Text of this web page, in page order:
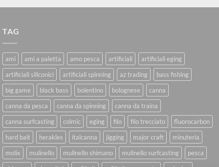
TAG
ami ami a paletta amo pesca artificiali
artificiali eging
artificiali siliconici
artificiali spinning az trading
bass fishing
big game
black bass bolentino bolognese
canna
canna da pesca
canna da spinning
canna da traina
canna surfcasting
colmic eging filo filo trecciato
fluorocarbon
hard bait
herakles italcanna jigging major craft
minuteria
molix
mulinello mulinello shimano mulinello surfcasting
pesca